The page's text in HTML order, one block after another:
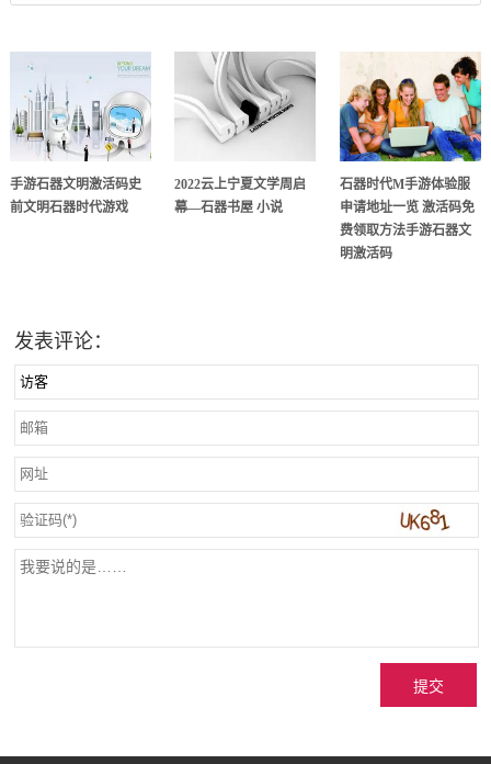
手游石器文明激活码史
前文明石器时代游戏
2022云上宁夏文学周启
幕—石器书屋 小说
石器时代M手游体验服
申请地址一览 激活码免
费领取方法手游石器文
明激活码
发表评论：